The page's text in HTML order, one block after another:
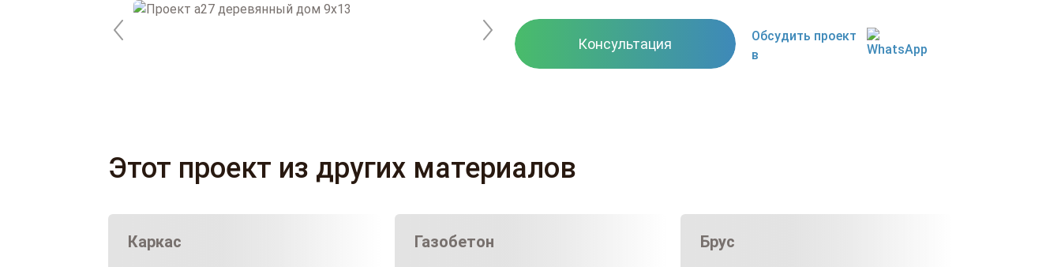
Консультация
Обсудить проект
в
Этот проект из других материалов
Каркас Газобетон Брус